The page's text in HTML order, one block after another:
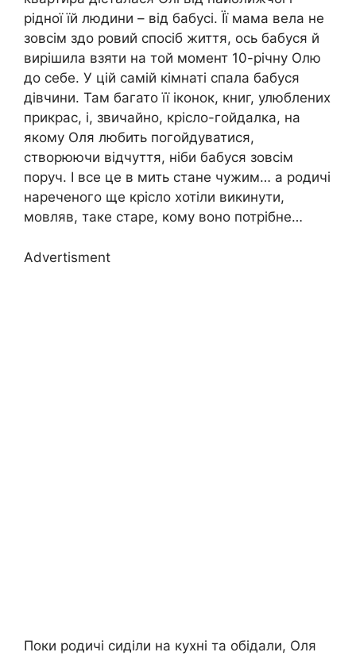
рідної їй людини – від бабусі. Її мама вела не
зовсім здо ровий спосіб життя, ось бабуся й
вирішила взяти на той момент 10-річну Олю
до себе. У цій самій кімнаті спала бабуся
дівчини. Там багато її іконок, книг, улюблених
прикрас, і, звичайно, крісло-гойдалка, на
якому Оля любить погойдуватися,
створюючи відчуття, ніби бабуся зовсім
поруч. І все це в мить стане чужим… а родичі
нареченого ще крісло хотіли викинути,
мовляв, таке старе, кому воно потрібне…
Advertisment
Поки родичі сиділи на кухні та обідали, Оля